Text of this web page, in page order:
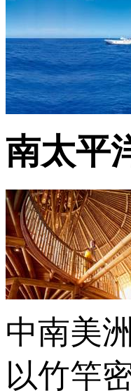
南太平
中南美
以竹竿